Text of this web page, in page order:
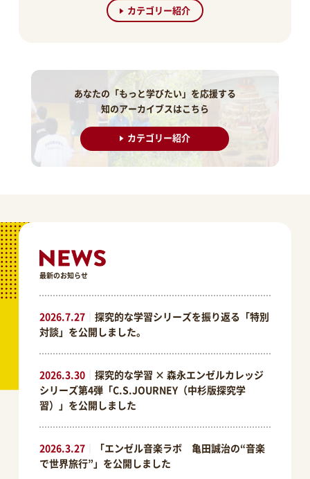
カテゴリー紹介
あなたの「もっと学びたい」を応援する
知のアーカイブスはこちら
カテゴリー紹介
最新のお知らせ
2026.7.27｜ 探究的な学習シリーズを振り返る「特別
対談」を公開しました。
2026.3.30｜ 探究的な学習 × 森永エンゼルカレッジ
シリーズ第4弾「C.S.JOURNEY（中杉版探究学
習）」を公開しました
2026.3.27｜
「エンゼル音楽ラボ 亀田誠治の“音楽
で世界旅行”」を公開しました